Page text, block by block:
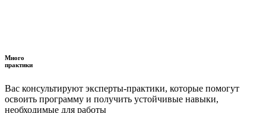
Много
практики
Вас консультируют эксперты-практики, которые помогут
освоить программу и получить устойчивые навыки,
необходимые для работы